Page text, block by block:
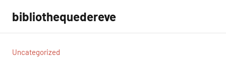
contenu
bibliothequedereve
Uncategorized